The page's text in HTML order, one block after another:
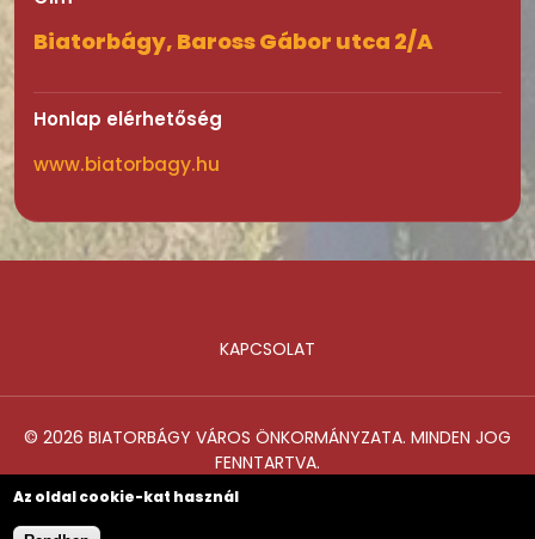
Biatorbágy, Baross Gábor utca 2/A
Honlap elérhetőség
www.biatorbagy.hu
KAPCSOLAT
© 2026 BIATORBÁGY VÁROS ÖNKORMÁNYZATA. MINDEN JOG
FENNTARTVA.
Az oldal cookie-kat használ